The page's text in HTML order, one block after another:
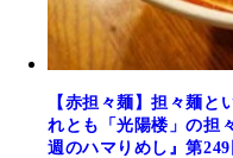
【赤担々麺】担々麺と
れとも「光陽楼」の担
週のハマりめし』第249